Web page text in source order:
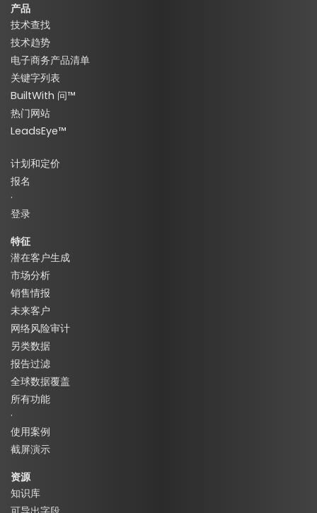
产品
技术查找
技术趋势
电子商务产品清单
关键字列表
BuiltWith 问™
热门网站
LeadsEye™
计划和定价
报名
·
登录
特征
潜在客户生成
市场分析
销售情报
未来客户
网络风险审计
另类数据
报告过滤
全球数据覆盖
所有功能
·
使用案例
截屏演示
资源
知识库